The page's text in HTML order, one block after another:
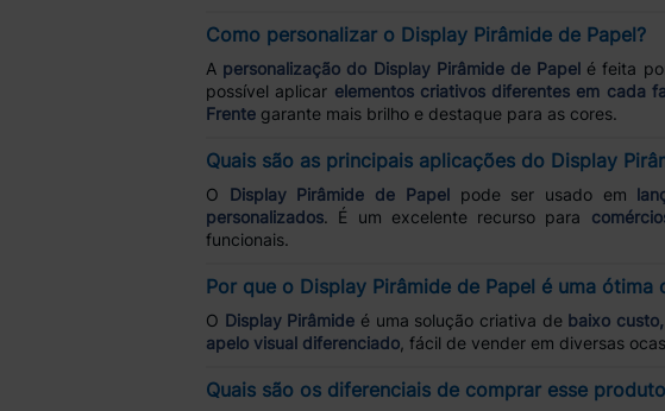
Como personalizar o Display Pirâmide de Papel?
A personalização do Display Pirâmide de Papel é feita
possível aplicar elementos criativos diferentes em cada
Frente garante mais brilho e destaque para as cores.
Quais são as principais aplicações do Display
O Display Pirâmide de Papelpode ser usado em
personalizados. É um excelente recurso para
funcionais.
Por que o Display Pirâmide de Papel é uma ótima
O Display Pirâmide é uma solução criativa de baixo
apelo visual diferenciado , fácil de vender em diversas
Quais são os diferenciais de comprar esse